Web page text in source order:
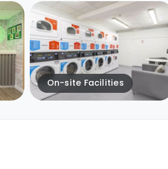
On-site Facilities